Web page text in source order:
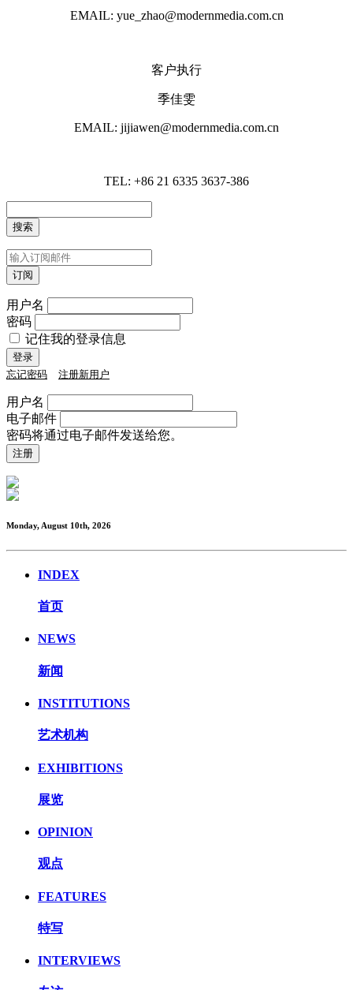
EMAIL: yue_zhao@modernmedia.com.cn
客户执行
季佳雯
EMAIL: jijiawen@modernmedia.com.cn
TEL: +86 21 6335 3637-386
用户名
密码
记住我的登录信息
忘记密码 注册新用户
用户名
电子邮件
密码将通过电子邮件发送给您。
Monday, August 10th, 2026
INDEX
首页
NEWS
新闻
INSTITUTIONS
艺术机构
EXHIBITIONS
展览
OPINION
观点
FEATURES
特写
INTERVIEWS